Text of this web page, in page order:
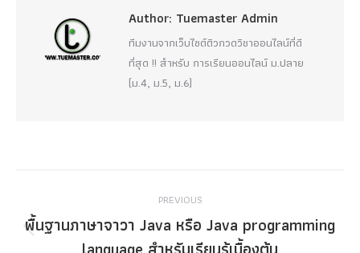
Author: Tuemaster Admin
ทีมงานจากเว็บไซต์ติวกวดวิชาออนไลน์ที่ดี
ที่สุด !! สำหรับ การเรียนออนไลน์ ม.ปลาย
(ม.4, ม.5, ม.6)
navigation
PREVIOUS
Previous
พื้นฐานภาษาจาวา Java หรือ Java programming